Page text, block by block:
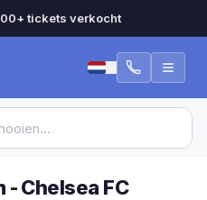
tickets verkocht
- Chelsea FC